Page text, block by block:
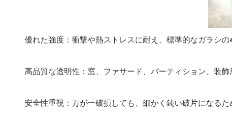
優れた強度：衝撃や熱ストレスに耐え、標準的なガラシ
高品質な透明性：窓、ファサード、パーティション、装
安全性重視：万が一破損しても、細かく鈍い破片になる